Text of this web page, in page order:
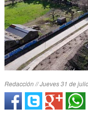
Redacción // Jueves 31 de